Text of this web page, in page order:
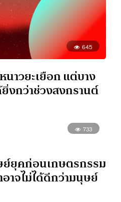
645
นาวยะเยือก แต่บาง
งกว่าช่วงสงกรานต์
733
ยุคก่อนเกษตรกรรม
าจไม่ได้ดีกว่ามนุษย์